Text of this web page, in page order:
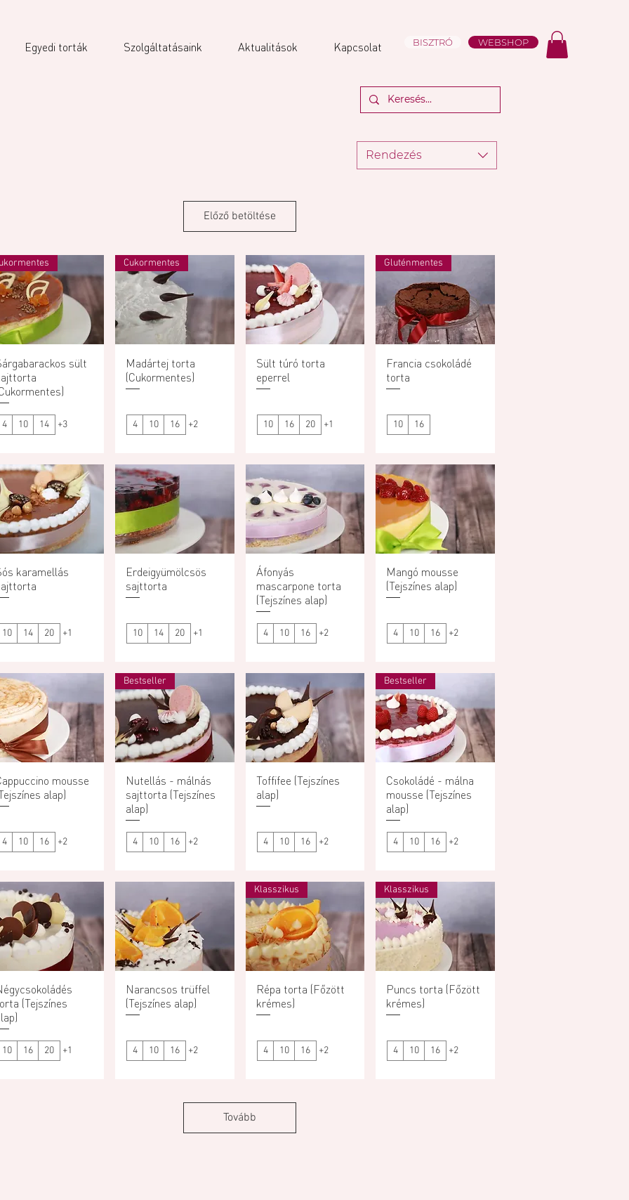
Egyedi torták Szolgáltatásaink Aktualitások Kapcsolat BISZTRÓ WEBSHOP
Rendezés
Előző betöltése
Gyorsnézetsült
4 10 14 +3
Gyorsnézet
Cukormentes
Madártej torta
(Cukormentes)
4 10 16 +2
Gyorsnézet
Sült túró torta
eperrel
10 16 20 +1
Gyorsnézet
Gluténmentes
Francia csokoládé
torta
10 16
Gyorsnézet
karamellás
10 14 20 +1
Gyorsnézet
Erdeigyümölcsös
sajttorta
10 14 20 +1
Gyorsnézet
Áfonyás
mascarpone torta
(Tejszínes alap)
4 10 16 +2
Gyorsnézet
Mangó mousse
(Tejszínes alap)
4 10 16 +2
Gyorsnézetmousse
alap)
4 10 16 +2
Gyorsnézet
Bestseller
Nutellás - málnás
sajttorta (Tejszínes
alap)
4 10 16 +2
Gyorsnézet
Toffifee (Tejszínes
alap)
4 10 16 +2
Gyorsnézet
Bestseller
Csokoládé - málna
mousse (Tejszínes
alap)
4 10 16 +2
Gyorsnézet
(Tejszínes
10 16 20 +1
Gyorsnézet
Narancsos trüffel
(Tejszínes alap)
4 10 16 +2
Gyorsnézet
Klasszikus
Répa torta (Főzött
krémes)
4 10 16 +2
Gyorsnézet
Klasszikus
Puncs torta (Főzött
krémes)
4 10 16 +2
Tovább